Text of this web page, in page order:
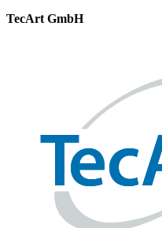
TecArt GmbH